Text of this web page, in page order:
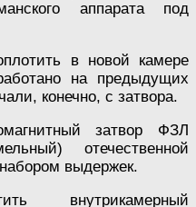
аппарата под
в новой камере
на предыдущих
конечно, с затвора.
затвор ФЗЛ
отечественной
выдержек.
внутрикамерный